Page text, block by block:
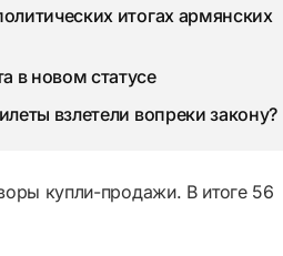
итогах армянских
в новом статусе
взлетели вопреки закону?
купли-продажи. В итоге 56